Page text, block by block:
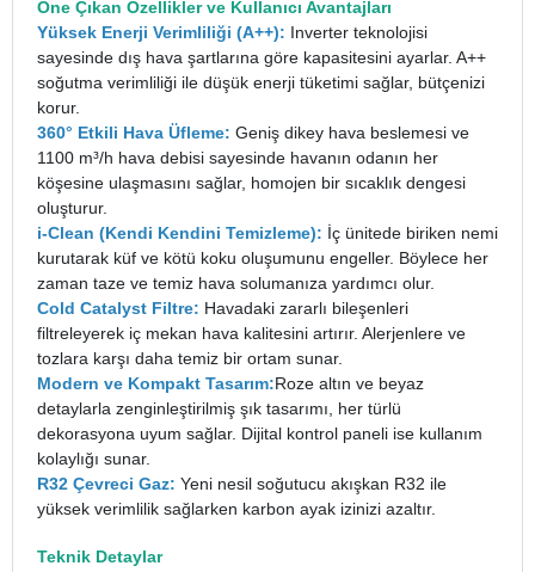
Öne Çıkan Özellikler ve Kullanıcı Avantajları
Yüksek Enerji Verimliliği (A++): Inverter teknolojisi
sayesinde dış hava şartlarına göre kapasitesini ayarlar. A++
soğutma verimliliği ile düşük enerji tüketimi sağlar, bütçenizi
korur.
360° Etkili Hava Üfleme: Geniş dikey hava beslemesi ve
1100 m³/h hava debisi sayesinde havanın odanın her
köşesine ulaşmasını sağlar, homojen bir sıcaklık dengesi
oluşturur.
i-Clean (Kendi Kendini Temizleme): İç ünitede biriken nemi
kurutarak küf ve kötü koku oluşumunu engeller. Böylece her
zaman taze ve temiz hava solumanıza yardımcı olur.
Cold Catalyst Filtre: Havadaki zararlı bileşenleri
filtreleyerek iç mekan hava kalitesini artırır. Alerjenlere ve
tozlara karşı daha temiz bir ortam sunar.
Modern ve Kompakt Tasarım:Roze altın ve beyaz
detaylarla zenginleştirilmiş şık tasarımı, her türlü
dekorasyona uyum sağlar. Dijital kontrol paneli ise kullanım
kolaylığı sunar.
R32 Çevreci Gaz: Yeni nesil soğutucu akışkan R32 ile
yüksek verimlilik sağlarken karbon ayak izinizi azaltır.
Teknik Detaylar